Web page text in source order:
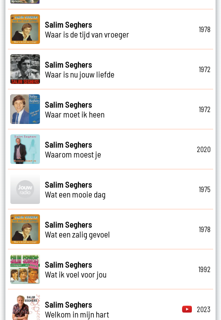
Salim Seghers
Waar is de tijd van vroeger
1978
Salim Seghers
Waar is nu jouw liefde
1972
Salim Seghers
Waar moet ik heen
1972
Salim Seghers
Waarom moest je
2020
Salim Seghers
Wat een mooie dag
1975
Salim Seghers
Wat een zalig gevoel
1978
Salim Seghers
Wat ik voel voor jou
1992
Salim Seghers
Welkom in mijn hart
2023